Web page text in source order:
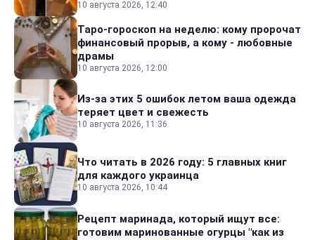
10 августа 2026, 12:40
Таро-гороскоп на неделю: кому пророчат
финансовый прорыв, а кому - любовные
драмы
10 августа 2026, 12:00
Из-за этих 5 ошибок летом ваша одежда
теряет цвет и свежесть
10 августа 2026, 11:36
Что читать в 2026 году: 5 главных книг
для каждого украинца
10 августа 2026, 10:44
Рецепт маринада, который ищут все:
готовим маринованные огурцы "как из